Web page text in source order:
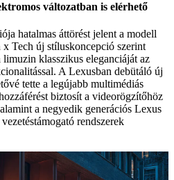
változatban is elérhető
hatalmas áttörést jelent a modell
Tech új stíluskoncepció szerint
klasszikus eleganciáját az
A Lexusban debütáló új
tette a legújabb multimédiás
biztosít a videorögzítőhöz
a negyedik generációs Lexus
rendszerek